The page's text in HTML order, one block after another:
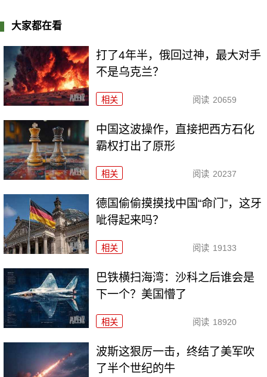
大家都在看
打了4年半，俄回过神，最大对手
不是乌克兰？
相关 阅读 20659
中国这波操作，直接把西方石化
霸权打出了原形
相关 阅读 20237
德国偷偷摸摸找中国“命门”，这牙
呲得起来吗？
相关 阅读 19133
巴铁横扫海湾：沙科之后谁会是
下一个？美国懵了
相关 阅读 18920
波斯这狠厉一击，终结了美军吹
了半个世纪的牛